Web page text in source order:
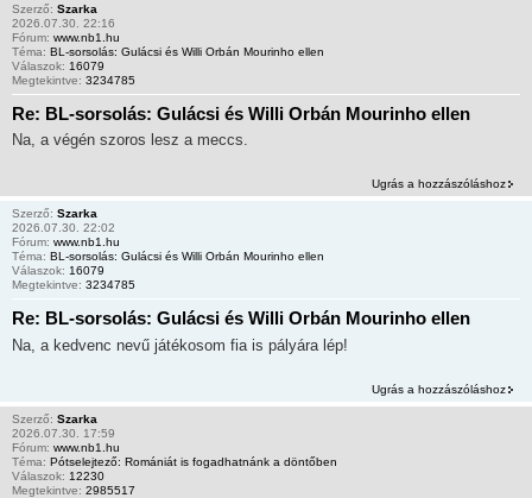
Szerző: Szarka
2026.07.30. 22:16
Fórum: www.nb1.hu
Téma: BL-sorsolás: Gulácsi és Willi Orbán Mourinho ellen
Válaszok: 16079
Megtekintve: 3234785
Re: BL-sorsolás: Gulácsi és Willi Orbán Mourinho ellen
Na, a végén szoros lesz a meccs.
Ugrás a hozzászóláshoz
Szerző: Szarka
2026.07.30. 22:02
Fórum: www.nb1.hu
Téma: BL-sorsolás: Gulácsi és Willi Orbán Mourinho ellen
Válaszok: 16079
Megtekintve: 3234785
Re: BL-sorsolás: Gulácsi és Willi Orbán Mourinho ellen
Na, a kedvenc nevű játékosom fia is pályára lép!
Ugrás a hozzászóláshoz
Szerző: Szarka
2026.07.30. 17:59
Fórum: www.nb1.hu
Téma: Pótselejtező: Romániát is fogadhatnánk a döntőben
Válaszok: 12230
Megtekintve: 2985517